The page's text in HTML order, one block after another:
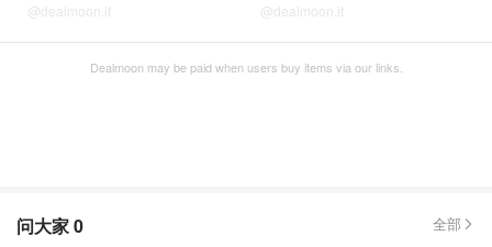
@dealmoon.it @dealmoon.it
Dealmoon may be paid when users buy items via our links.
问大家0 全部